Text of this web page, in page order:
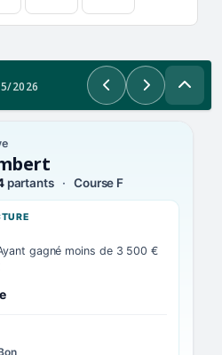
2026 PrécédentSuivant
partants Course F
gagné moins de 3 500 €